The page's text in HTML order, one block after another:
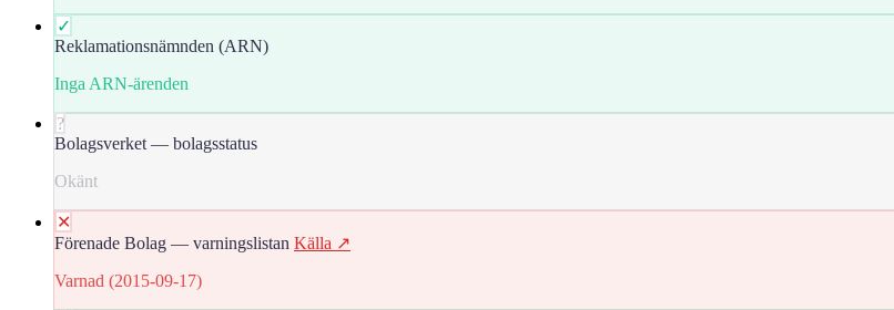
✓
Reklamationsnämnden (ARN)
Inga ARN-ärenden
?
Bolagsverket — bolagsstatus
Okänt
✕
Förenade Bolag — varningslistan Källa ↗
Varnad (2015-09-17)